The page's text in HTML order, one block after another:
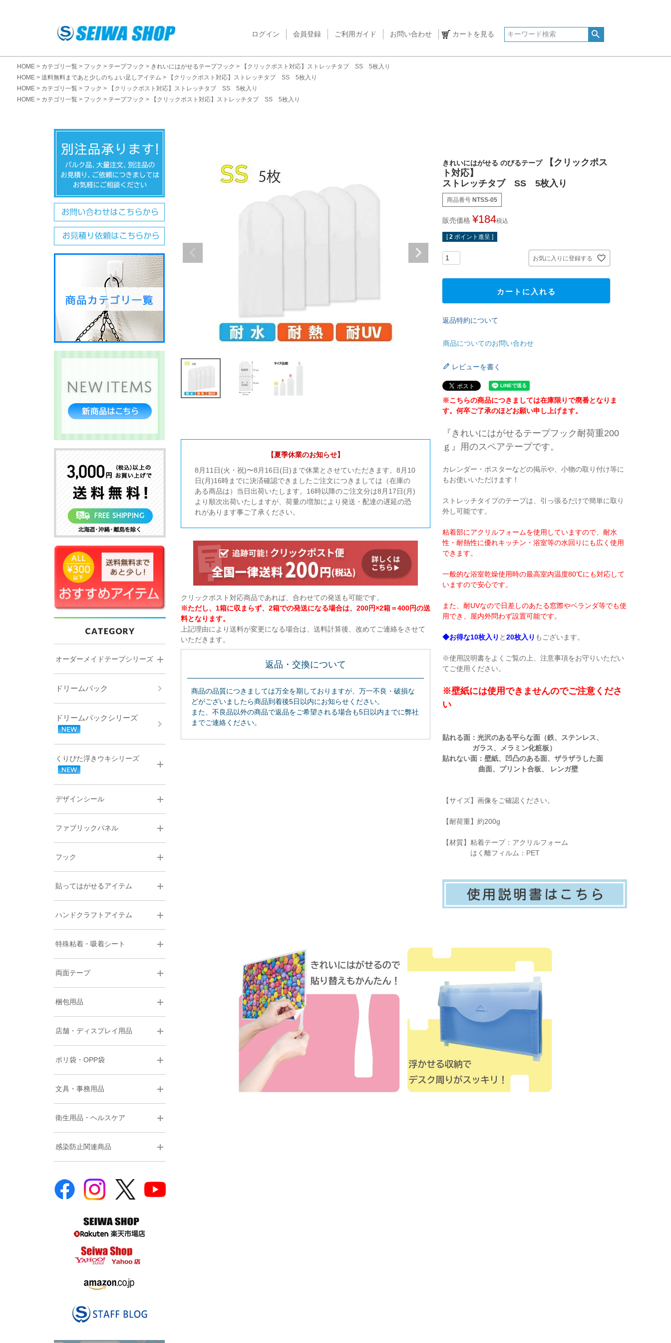
ログイン 会員登録 ご利用ガイド お問い合わせ カートを見る
検索
HOME カテゴリ一覧 フック テープフック きれいにはがせるテープフック
【クリックポスト対応】ストレッチタブ SS 5枚入り
HOME
送料無料まであと少しのちょい足しアイテム
【クリックポスト対応】ストレッチタブ SS 5枚入り
HOME
カテゴリ一覧 フック
【クリックポスト対応】ストレッチタブ SS 5枚入り
HOME
カテゴリ一覧 フック テープフック 【クリックポスト対応】ストレッチタブ SS 5枚入り
オーダーメイドテープシリーズ
ドリームパック
ドリームパックシリーズ
くりぴた浮きウキシリーズ
デザインシール
ファブリックパネル
フック
貼ってはがせるアイテム
ハンドクラフトアイテム
特殊粘着・吸着シート
両面テープ
梱包用品
店舗・ディスプレイ用品
ポリ袋・OPP袋
文具・事務用品
衛生用品・ヘルスケア
感染防止関連商品
【夏季休業のお知らせ】
8月11日(火・祝)〜8月16日(日)まで休業とさせていただきます。8月10
日(月)16時までに決済確認できましたご注文につきましては（在庫の
ある商品は）当日出荷いたします。16時以降のご注文分は8月17日(月)
より順次出荷いたしますが、荷量の増加により発送・配達の遅延の恐
れがあります事ご了承ください。
クリックポスト対応商品であれば、合わせての発送も可能です。
※ただし、1箱に収まらず、2箱での発送になる場合は、200円×2箱＝400円の送
料となります。
上記理由により送料が変更になる場合は、送料計算後、改めてご連絡をさせて
いただきます。
返品・交換について
商品の品質につきましては万全を期しておりますが、万一不良・破損な
どがございましたら商品到着後5日以内にお知らせください。
また、不良品以外の商品で返品をご希望される場合も5日以内までに弊社
までご連絡ください。
きれいにはがせる のびるテープ
【クリックポス
ト対応】
ストレッチタブ SS 5枚入り
商品番号 NTSS-05
販売価格 ¥184税込
[ 2 ポイント進呈 ]
お気に入りに登録する
カートに入れる
返品特約について
商品についてのお問い合わせ
レビューを書く
※こちらの商品につきましては在庫限りで廃番となりま
す。何卒ご了承のほどお願い申し上げます。
『きれいにはがせるテープフック耐荷重200
ｇ』用のスペアテープです。
カレンダー・ポスターなどの掲示や、小物の取り付け等に
もお使いいただけます！
ストレッチタイプのテープは、引っ張るだけで簡単に取り
外し可能です。
粘着部にアクリルフォームを使用していますので、耐水
性・耐熱性に優れキッチン・浴室等の水回りにも広く使用
できます。
一般的な浴室乾燥使用時の最高室内温度80℃にも対応して
いますので安心です。
また、耐UVなので日差しのあたる窓際やベランダ等でも使
用でき、屋内外問わず設置可能です。
◆お得な10枚入り と20枚入り もございます。
※使用説明書をよくご覧の上、注意事項をお守りいただい
てご使用ください。
※壁紙には使用できませんのでご注意くださ
い
貼れる面：光沢のある平らな面（鉄、ステンレス、
ガラス、メラミン化粧板）
貼れない面：壁紙、凹凸のある面、ザラザラした面
曲面、プリント合板、 レンガ壁
【サイズ】画像をご確認ください。
【耐荷重】約200g
【材質】粘着テープ：アクリルフォーム
はく離フィルム：PET